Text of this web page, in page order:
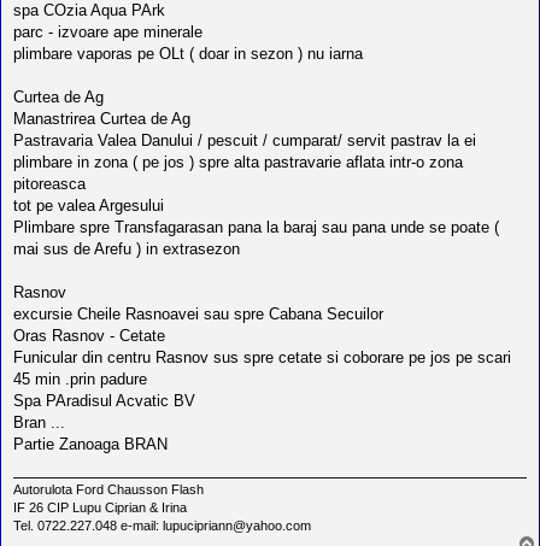
spa COzia Aqua PArk
parc - izvoare ape minerale
plimbare vaporas pe OLt ( doar in sezon ) nu iarna
Curtea de Ag
Manastrirea Curtea de Ag
Pastravaria Valea Danului / pescuit / cumparat/ servit pastrav la ei
plimbare in zona ( pe jos ) spre alta pastravarie aflata intr-o zona
pitoreasca
tot pe valea Argesului
Plimbare spre Transfagarasan pana la baraj sau pana unde se poate (
mai sus de Arefu ) in extrasezon
Rasnov
excursie Cheile Rasnoavei sau spre Cabana Secuilor
Oras Rasnov - Cetate
Funicular din centru Rasnov sus spre cetate si coborare pe jos pe scari
45 min .prin padure
Spa PAradisul Acvatic BV
Bran ...
Partie Zanoaga BRAN
Autorulota Ford Chausson Flash
IF 26 CIP Lupu Ciprian & Irina
Tel. 0722.227.048 e-mail: lupucipriann@yahoo.com